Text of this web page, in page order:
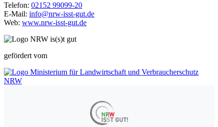
Telefon: 02152 99099-20
E-Mail: info@nrw-isst-gut.de
Web: www.nrw-isst-gut.de
gefördert vom